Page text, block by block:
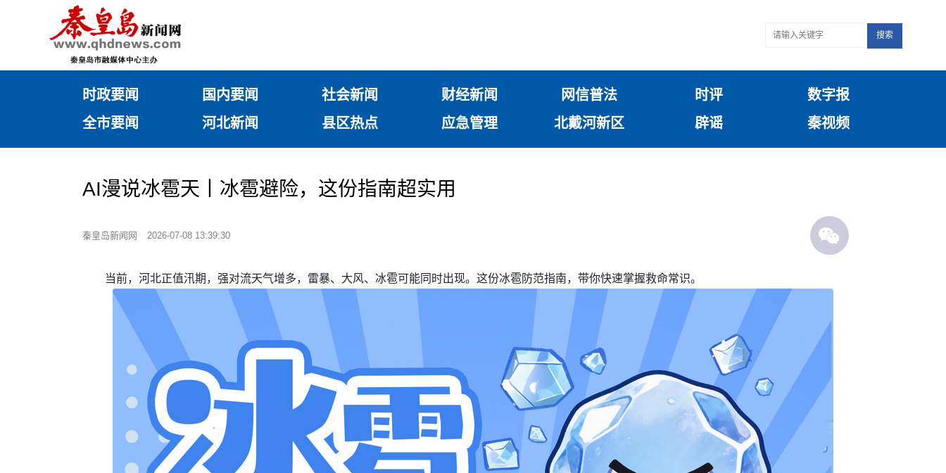
搜索
时政要闻 国内要闻 社会新闻 财经新闻 网信普法 时评
数字报
全市要闻
河北新闻 县区热点 应急管理 北戴河新区 辟谣 秦视频
AI漫说冰雹天丨冰雹避险，这份指南超实用
秦皇岛新闻网 2026-07-08 13:39:30
当前，河北正值汛期，强对流天气增多，雷暴、大风、冰雹可能同时出现。这份冰雹防范指南，带你快速掌握救命常识。